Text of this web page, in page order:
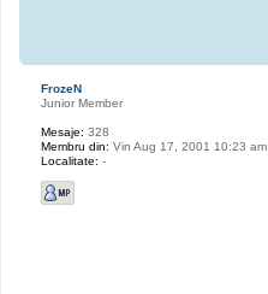
FrozeN
Junior Member
Mesaje: 328
Membru din: Vin Aug 17, 2001 10:23 am
Localitate: -